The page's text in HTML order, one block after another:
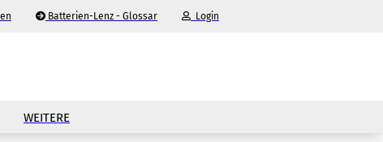
Batterien-Lenz - Glossar Login
WEITERE